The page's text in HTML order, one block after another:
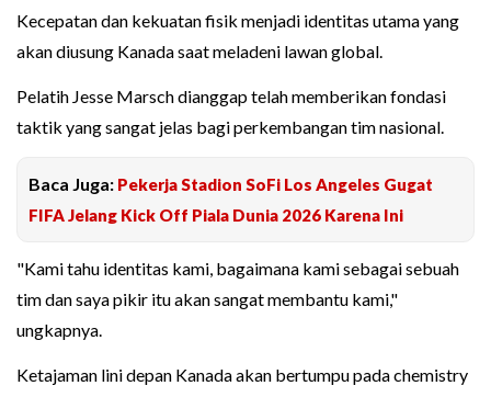
Kecepatan dan kekuatan fisik menjadi identitas utama yang
akan diusung Kanada saat meladeni lawan global.
Pelatih Jesse Marsch dianggap telah memberikan fondasi
taktik yang sangat jelas bagi perkembangan tim nasional.
Baca Juga: Pekerja Stadion SoFi Los Angeles Gugat
FIFA Jelang Kick Off Piala Dunia 2026 Karena Ini
"Kami tahu identitas kami, bagaimana kami sebagai sebuah
tim dan saya pikir itu akan sangat membantu kami,"
ungkapnya.
Ketajaman lini depan Kanada akan bertumpu pada chemistry